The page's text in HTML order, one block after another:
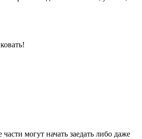
могут начать заедать либо даже